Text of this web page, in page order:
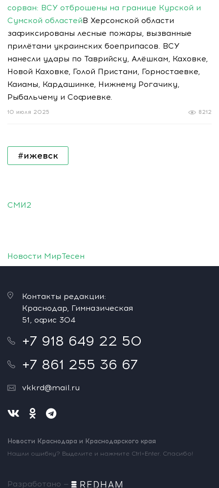
сорван: ВСУ отброшены на границе Курской и
Сумской областейВ Херсонской области
зафиксированы лесные пожары, вызванные
прилётами украинских боеприпасов. ВСУ
нанесли удары по Таврийску, Алёшкам, Каховке,
Новой Каховке, Голой Пристани, Горностаевке,
Каиамы, Кардашинке, Нижнему Рогачику,
Рыбальчему и Софиевке.
8212
10 июля 2025
#ижевск
СМИ2
Новости МирТесен
Контакты редакции:
Краснодар, Гимназическая
51, офис 304
+7 918 649 22 50
+7 861 255 36 67
vkkrd@mail.ru
Новости Краснодара и Краснодарского края
Нашли ошибку? Выделите и нажмите Ctrl+Enter. Спасибо!
Разработано —